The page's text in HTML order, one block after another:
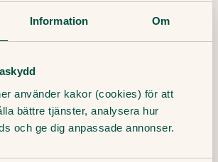
Information Om
använder kakor (cookies) för att
bättre tjänster, analysera hur
och ge dig anpassade annonser.
din hosta bero på –
du den